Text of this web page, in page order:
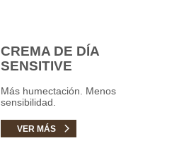
CREMA DE DÍA
SENSITIVE
Más humectación. Menos
sensibilidad.
VER MÁS